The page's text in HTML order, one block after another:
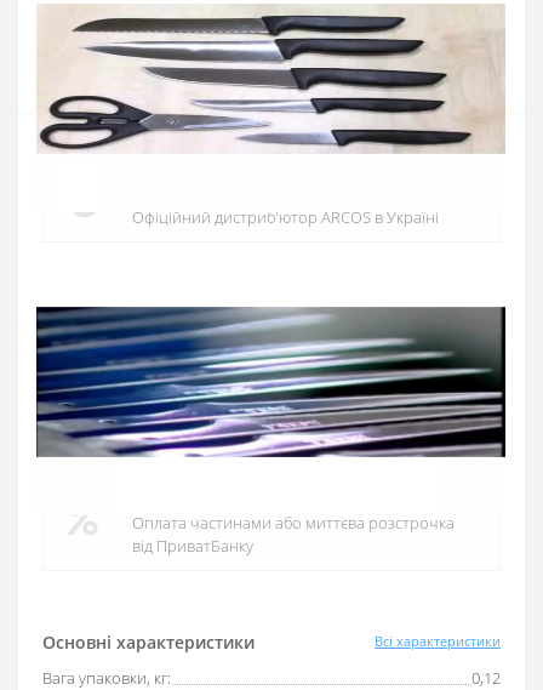
Введіть номер телефону і ми передзвонимо
Купити
Основні характеристики Всі характеристики
Вага упаковки, кг:
0,12
Офіційний дистриб'ютор ARCOS в Україні
Доставка протягом 1-3 днів по Україні
Гарантія якості
10 років гарантія на ножі
Оплата частинами або миттєва розстрочка
від ПриватБанку